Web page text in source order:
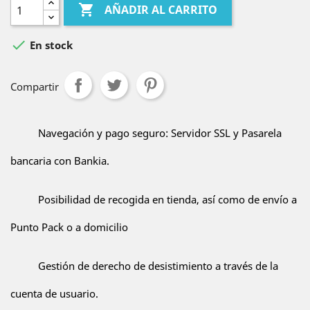
 AÑADIR AL CARRITO
 En stock
Compartir
Navegación y pago seguro: Servidor SSL y Pasarela
bancaria con Bankia.
Posibilidad de recogida en tienda, así como de envío a
Punto Pack o a domicilio
Gestión de derecho de desistimiento a través de la
cuenta de usuario.